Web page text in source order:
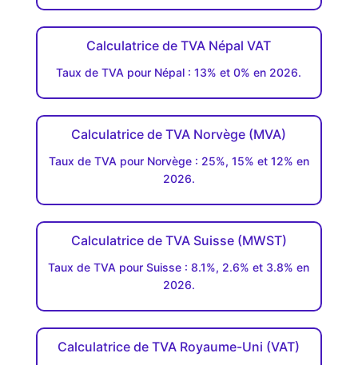
Calculatrice de TVA Népal VAT
Taux de TVA pour Népal : 13% et 0% en 2026.
Calculatrice de TVA Norvège (MVA)
Taux de TVA pour Norvège : 25%, 15% et 12% en
2026.
Calculatrice de TVA Suisse (MWST)
Taux de TVA pour Suisse : 8.1%, 2.6% et 3.8% en
2026.
Calculatrice de TVA Royaume-Uni (VAT)